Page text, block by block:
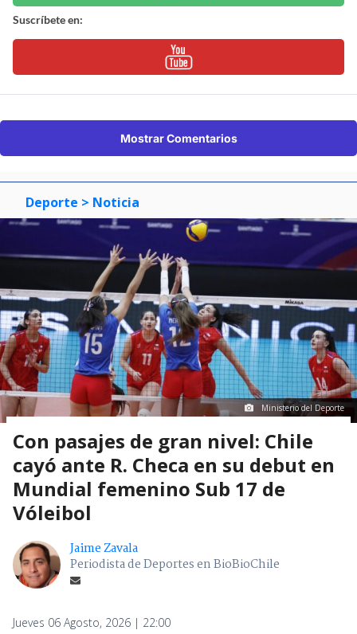
Suscríbete en:
Mostrar Comentarios
Deporte > Noticia
Ministerio del Deporte
Con pasajes de gran nivel: Chile
cayó ante R. Checa en su debut en
Mundial femenino Sub 17 de
Vóleibol
Jaime Zavala
Periodista de Deportes en BioBioChile
Jueves 06 Agosto, 2026 | 22:00